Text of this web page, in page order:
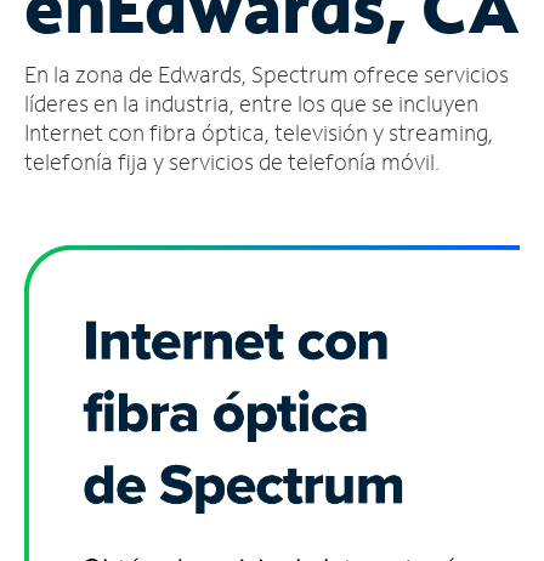
cuenta
Encuentra
una
tienda
En la zona de Edwards, Spectrum ofrece servicios
líderes en la industria, entre los que se incluyen
Internet con fibra óptica, televisión y streaming,
telefonía fija y servicios de telefonía móvil.